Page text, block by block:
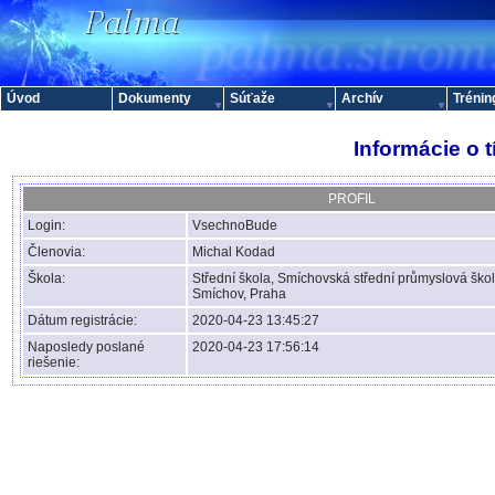
Informácie o
PROFIL
Login:
VsechnoBude
Členovia:
Michal Kodad
Škola:
Střední škola, Smíchovská střední průmyslová
Smíchov, Praha
Dátum registrácie:
2020-04-23 13:45:27
Naposledy poslané
riešenie:
2020-04-23 17:56:14
Úvod Dokumenty Súťaže Archív